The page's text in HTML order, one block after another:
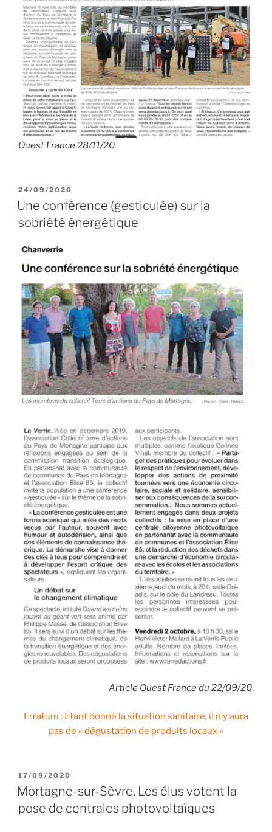
Ouest France 28/11/20
PUBLIÉ
LE
24/09/2020
Une conférence (gesticulée) sur la
sobriété énergétique
Article Ouest France du 22/09/20.
Erratum : Etant donné la situation sanitaire, il n’y aura
pas de « dégustation de produits locaux »
PUBLIÉ
LE
17/09/2020
Mortagne-sur-Sèvre. Les élus votent la
pose de centrales photovoltaïques